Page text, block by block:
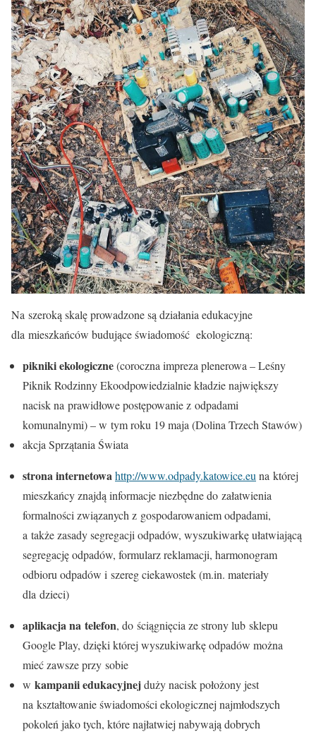
Na szeroką skalę prowadzone są działania edukacyjne
dla mieszkańców budujące świadomość ekologiczną:
pikniki ekologiczne(coroczna impreza plenerowa – Leśny
Piknik Rodzinny Ekoodpowiedzialnie kładzie największy
nacisk na prawidłowe postępowanie z odpadami
komunalnymi) – w tym roku 19 maja (Dolina Trzech Stawów)
akcja Sprzątania Świata
strona internetowahttp://www.odpady.katowice.eu na której
mieszkańcy znajdą informacje niezbędne do załatwienia
formalności związanych z gospodarowaniem odpadami,
a także zasady segregacji odpadów, wyszukiwarkę ułatwiającą
segregację odpadów, formularz reklamacji, harmonogram
odbioru odpadów i szereg ciekawostek (m.in. materiały
dla dzieci)
aplikacja na telefon, do ściągnięcia ze strony lub sklepu
Google Play, dzięki której wyszukiwarkę odpadów można
mieć zawsze przy sobie
w kampanii edukacyjnejduży nacisk położony jest
na kształtowanie świadomości ekologicznej najmłodszych
pokoleń jako tych, które najłatwiej nabywają dobrych